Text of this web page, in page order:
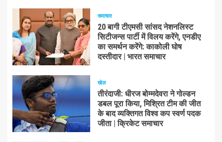
समाचार
20 बागी टीएमसी सांसद नेशनलिस्ट
सिटीजन्स पार्टी में विलय करेंगे, एनडीए
का समर्थन करेंगे: काकोली घोष
दस्तीदार | भारत समाचार
खेल
तीरंदाजी: धीरज बोम्मदेवरा ने गोल्डन
डबल पूरा किया, मिश्रित टीम की जीत
के बाद व्यक्तिगत विश्व कप स्वर्ण पदक
जीता | क्रिकेट समाचार